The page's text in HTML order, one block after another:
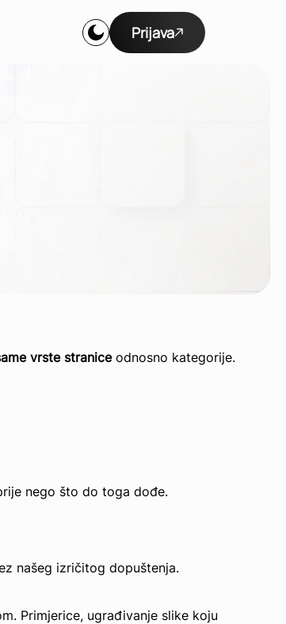
Prijava
vrste straniceodnosno kategorije.
nego što do toga dođe.
našeg izričitog dopuštenja.
Primjerice, ugrađivanje slike koju